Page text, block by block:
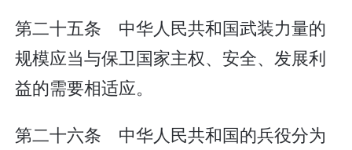
第二十五条 中华人民共和国武装力量的
规模应当与保卫国家主权、安全、发展利
益的需要相适应。
第二十六条 中华人民共和国的兵役分为